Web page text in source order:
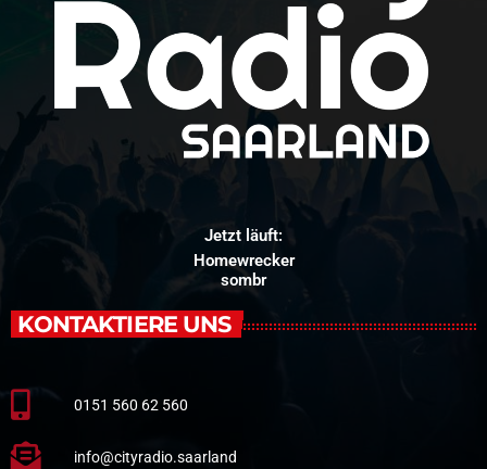
Jetzt läuft:
Homewrecker
sombr
KONTAKTIERE UNS
0151 560 62 560
info@cityradio.saarland